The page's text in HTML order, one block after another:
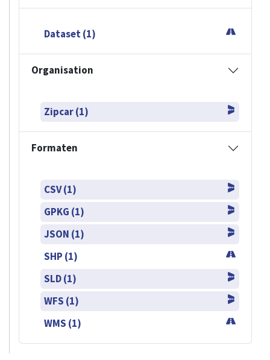
Dataset (1)
Organisation
Zipcar (1)
Formaten
CSV (1)
GPKG (1)
JSON (1)
SHP (1)
SLD (1)
WFS (1)
WMS (1)